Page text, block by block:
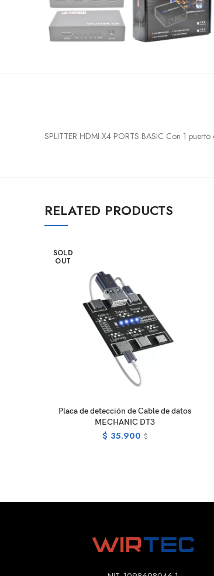
SPLITTER HDMI X4 PORTS BASIC Con 1
RELATED PRODUCTS
SOLD
OUT
READ MORE
Placa de detección de Cable de datos
MECHANIC DT3
$ 35.900 $